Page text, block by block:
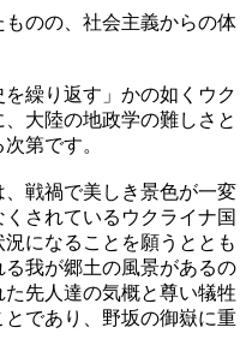
のの、社会主義からの体
繰り返す」かの如くウク
大陸の地政学の難しさと
第です。
戦禍で美しき景色が一変
されているウクライナ国
になることを願うととも
我が郷土の風景があるの
先人達の気概と尊い犠牲
であり、野坂の御嶽に重